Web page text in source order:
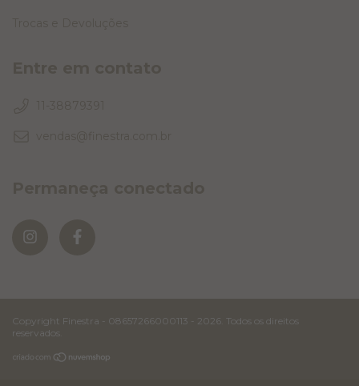
Copyright Finestra - 08657266000113 - 2026. Todos os direitos
reservados.